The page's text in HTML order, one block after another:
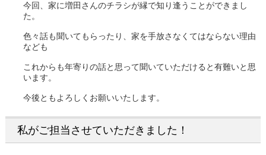
今回、家に増田さんのチラシが縁で知り逢うことができまし
た。
色々話も聞いてもらったり、家を手放さなくてはならない理由
なども
これからも年寄りの話と思って聞いていただけると有難いと思
います。
今後ともよろしくお願いいたします。
私がご担当させていただきました！